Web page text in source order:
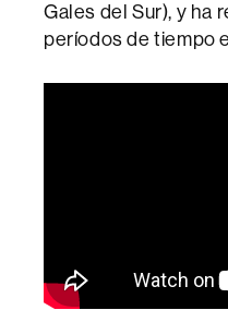
Gales del Sur), y ha
períodos de tiempo